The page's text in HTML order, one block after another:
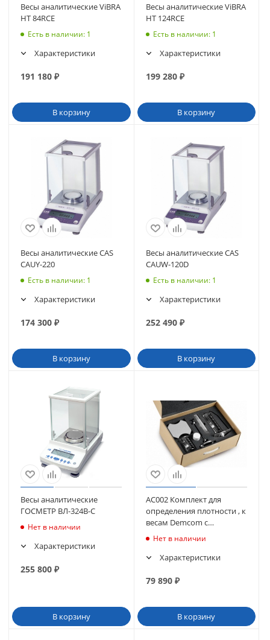
Весы аналитические ViBRA
HT 84RCE
Есть в наличии: 1
Характеристики
191 180 ₽
В корзину
Весы аналитические ViBRA
HT 124RCE
Есть в наличии: 1
Характеристики
199 280₽
В корзину
Весы аналитические CAS
CAUY-220
Есть в наличии: 1
Характеристики
174 300 ₽
В корзину
Весы аналитические CAS
CAUW-120D
Есть в наличии: 1
Характеристики
252 490₽
В корзину
Весы аналитические
ГОСМЕТР ВЛ-324В-С
Нет в наличии
Характеристики
255 800 ₽
В корзину
АС002 Комплект для
определения плотности , к
весам Demcom c
точностью
Нет в наличии
Характеристики
79 890₽
В корзину